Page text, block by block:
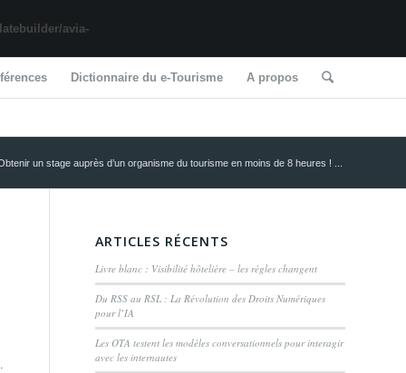
avia-
Dictionnaire du e-Tourisme A propos
un stage auprès d’un organisme du tourisme en moins de 8 heures ! ...
ARTICLES RÉCENTS
Livre blanc : Visibilité hôtelière – les règles changent
Du RSS au RSL : La Révolution des Droits Numériques
pour l’IA
Les OTA testent les modèles conversationnels pour interagir
avec les internautes